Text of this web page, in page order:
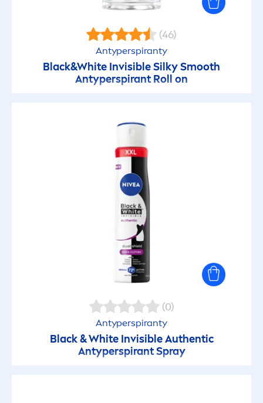
(46)
Antyperspiranty
Black&White Invisible Silky Smooth
Antyperspirant Roll on
(0)
Antyperspiranty
Black&WhiteInvisible Authentic
Antyperspirant Spray